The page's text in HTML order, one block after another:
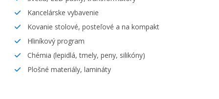
Kancelárske vybavenie
Kovanie stolové, posteľové a na kompakt
Hliníkový program
Chémia (lepidlá, tmely, peny, silikóny)
Plošné materiály, lamináty